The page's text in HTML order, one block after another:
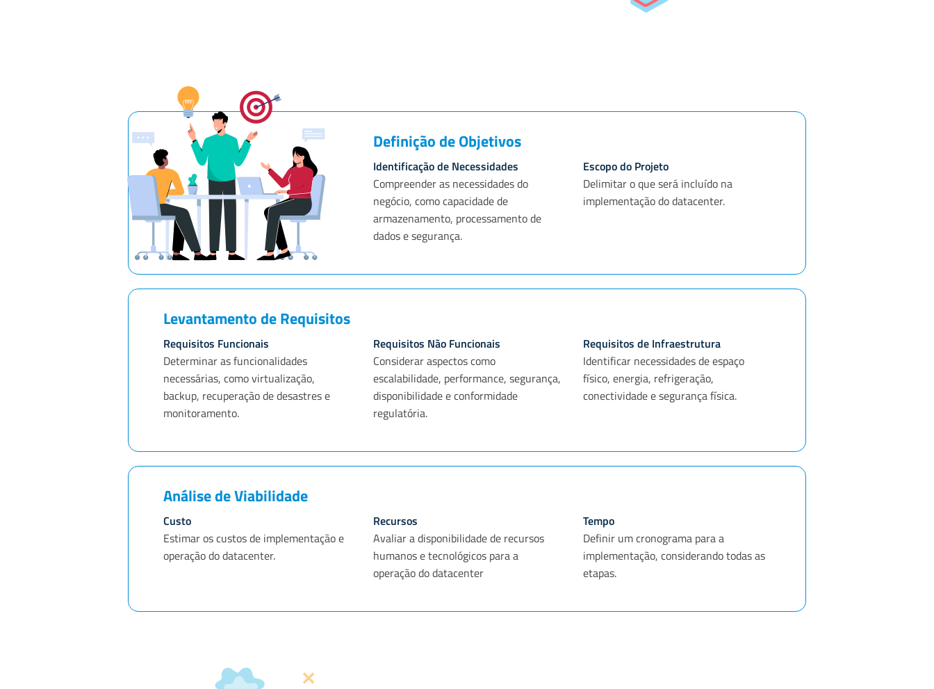
Definição de Objetivos
Identificação de Necessidades
Compreender as necessidades do
negócio, como capacidade de
armazenamento, processamento de
dados e segurança.
Escopo do Projeto
Delimitar o que será incluído na
implementação do datacenter.
Levantamento de Requisitos
Requisitos Funcionais
Determinar as funcionalidades
necessárias, como virtualização,
backup, recuperação de desastres e
monitoramento.
Requisitos Não Funcionais
Considerar aspectos como
escalabilidade, performance, segurança,
disponibilidade e conformidade
regulatória.
Requisitos de Infraestrutura
Identificar necessidades de espaço
físico, energia, refrigeração,
conectividade e segurança física.
Análise de Viabilidade
Custo
Estimar os custos de implementação e
operação do datacenter.
Recursos
Avaliar a disponibilidade de recursos
humanos e tecnológicos para a
operação do datacenter
Tempo
Definir um cronograma para a
implementação, considerando todas as
etapas.